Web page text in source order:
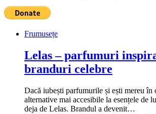
Frumusețe
Lelas – parfumuri
branduri celebre
Dacă iubești parfumurile și ești mereu în
alternative mai accesibile la esențele de
deja de Lelas. Brandul a devenit…